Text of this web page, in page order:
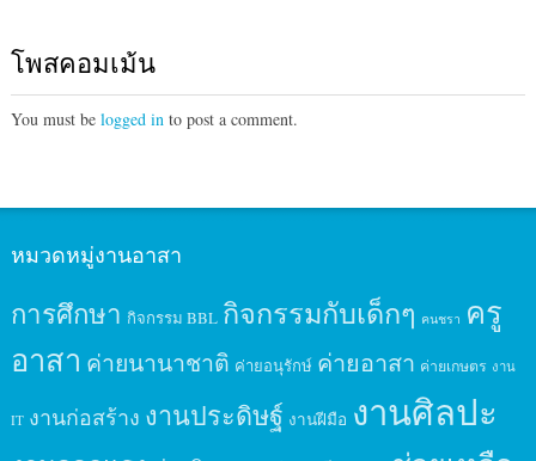
โพสคอมเม้น
You must be logged into post a comment.
หมวดหมู่งานอาสา
การศึกษา กิจกรรม BBL กิจกรรมกับเด็กๆ คนชรา ครู
อาสา ค่ายนานาชาติ ค่ายอนุรักษ์ ค่ายอาสา ค่ายเกษตร งาน
IT งานก่อสร้าง งานประดิษฐ์ งานฝีมือ งานศิลปะ